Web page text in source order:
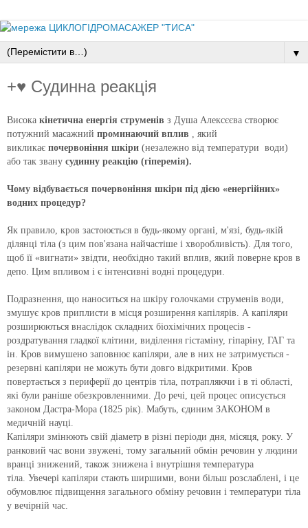
▼
+♥ Судинна реакція
Висока кінетична енергія струменів з Душа Алексєєва створює
потужний масажний проминаючий вплив , який
викликає почервоніння шкіри (незалежно від температури води)
або так звану судинну реакцію (гіперемія).
Чому відбувається почервоніння шкіри під дією «енергійних»
водних процедур?
Як правило, кров застоюється в будь-якому органі, м'язі, будь-якій
ділянці тіла (з цим пов'язана найчастіше і хворобливість). Для того,
щоб її «вигнати» звідти, необхідно такий вплив, який поверне кров в
депо. Цим впливом і є інтенсивні водні процедури.
Подразнення, що наноситься на шкіру голочками струменів води,
змушує кров приплисти в місця розширення капілярів. А капіляри
розширюються внаслідок складних біохімічних процесів -
роздратування гладкої клітини, виділення гістаміну, гіпаріну, ГАГ та
ін. Кров вимушено заповнює капіляри, але в них не затримується -
резервні капіляри не можуть бути довго відкритими. Кров
повертається з периферії до центрів тіла, потрапляючи і в ті області,
які були раніше обезкровленними. До речі, цей процес описується
законом Дастра-Мора (1825 рік). Мабуть, єдиним ЗАКOНОМ в
медичній науці.
Капіляри змінюють свій діаметр в різні періоди дня, місяця, року. У
ранковий час вони звужені, тому загальний обмін речовин у людини
вранці знижений, також знижена і внутрішня температура
тіла. Увечері капіляри стають ширшими, вони більш розслаблені, і це
обумовлює підвищення загального обміну речовин і температури тіла
у вечірній час.